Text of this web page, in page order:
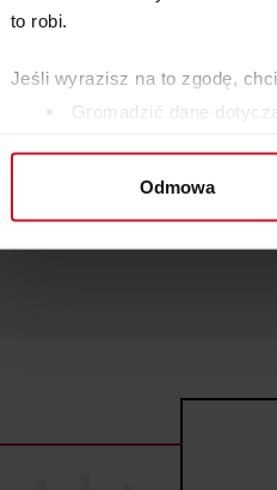
to robi.
Jeśli wyrazisz na to zgodę,
Gromadzić dane
Dowiedz się więcej odnośnie
Wykorzystujemy pliki cookie
Odmowa
STÓŁ MONTI
SALONIE